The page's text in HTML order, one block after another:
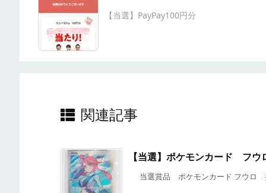
【当選】PayPay100円分
関連記事
【当選】ポケモンカード フウ
当選賞品 ポケモンカード フウロ